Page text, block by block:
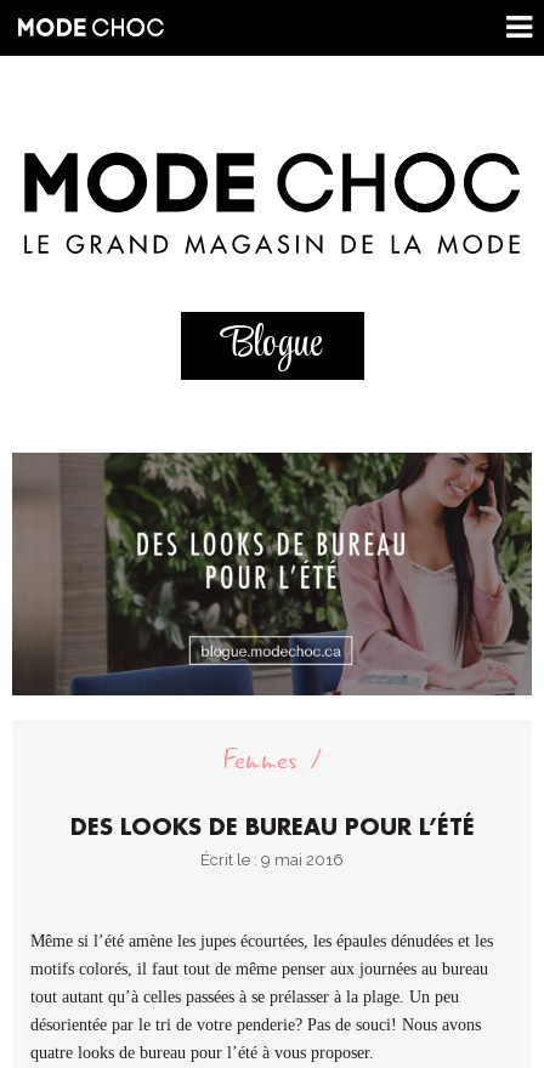
Blogue
Femmes
DES LOOKS DE BUREAU POUR L’ÉTÉ
Écrit le : 9 mai 2016
Même si l’été amène les jupes écourtées, les épaules dénudées et les
motifs colorés, il faut tout de même penser aux journées au bureau
tout autant qu’à celles passées à se prélasser à la plage. Un peu
désorientée par le tri de votre penderie? Pas de souci! Nous avons
quatre looks de bureau pour l’été à vous proposer.